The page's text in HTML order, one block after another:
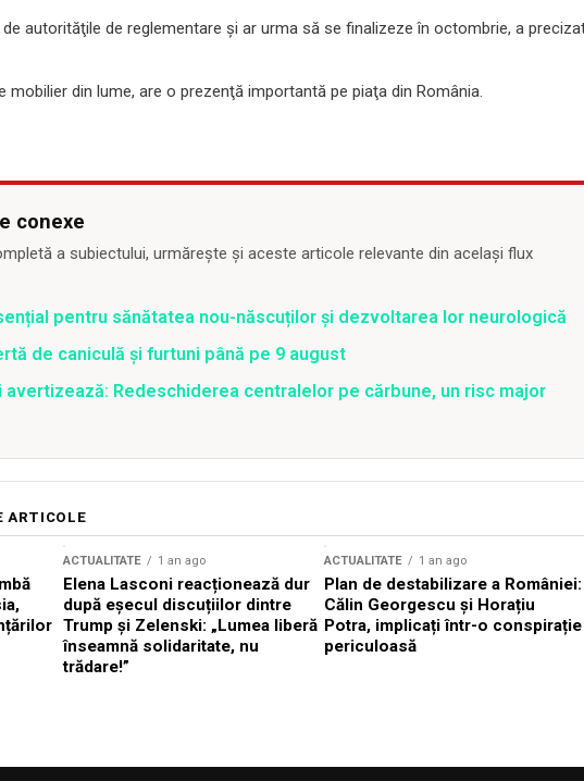
autorităţile de reglementare şi ar urma să se finalizeze în octombrie, a
mobilier din lume, are o prezenţă importantă pe piaţa din România.
conexe
a subiectului, urmărește și aceste articole relevante din același flux
pentru sănătatea nou-născuților și dezvoltarea lor neurologică
de caniculă și furtuni până pe 9 august
avertizează: Redeschiderea centralelor pe cărbune, un risc major
ARTICOLE
ACTUALITATE 1 an ago
Elena Lasconi reacționează dur
după eșecul discuțiilor dintre
Trump și Zelenski: „Lumea liberă
înseamnă solidaritate, nu
trădare!”
ACTUALITATE 1 an ago
Plan de destabilizare a României:
Călin Georgescu și Horațiu
Potra, implicați într-o conspirație
periculoasă